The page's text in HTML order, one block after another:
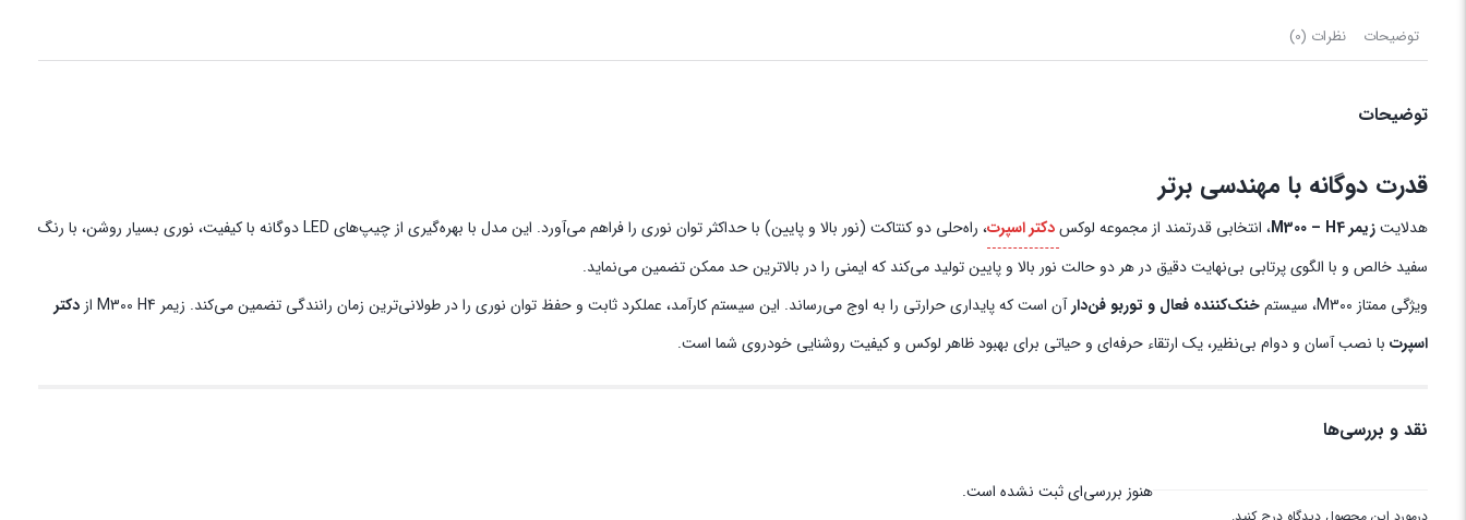
توضیحات نظرات (0)
توضیحات
قدرت دوگانه با مهندسی برتر
هدلایتزیمر M300 – H4 ، انتخابی قدرتمند از مجموعه لوکسدکتر اسپرت
، راه‌حلی دو کنتاکت (نور بالا و پایین) با حداکثر توان نوری را فراهم می‌آورد. این مدل با بهره‌گیری از چیپ‌های LED دوگانه با کیفیت، نوری بسیار روشن، با رنگ
سفید خالص و با الگوی پرتابی بی‌نهایت دقیق در هر دو حالت نور بالا و پایین تولید می‌کند که ایمنی را در بالاترین حد ممکن تضمین می‌نماید.
ویژگی ممتاز M300، سیستم
خنک‌کننده فعال و توربو فن‌دارآن است که پایداری حرارتی را به اوج می‌رساند. این سیستم کارآمد، عملکرد ثابت و حفظ توان نوری را در طولانی‌ترین زمان رانندگی تضمین می‌کند. زیمر M300 H4 از
دکتر
اسپرت با نصب آسان و دوام بی‌نظیر، یک ارتقاء حرفه‌ای و حیاتی برای بهبود ظاهر لوکس و کیفیت روشنایی خودروی شما است.
نقد و بررسی‌ها
هنوز بررسی‌ای ثبت نشده است.